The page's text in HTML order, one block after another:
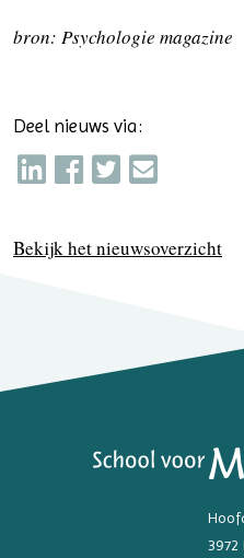
bron: Psychologie magazine
Deel nieuws via:
Bekijk het nieuwsoverzicht
3972